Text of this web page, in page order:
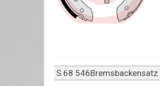
S 68 546Bremsbackensatz